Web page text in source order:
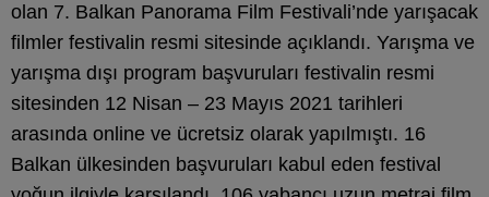
olan 7. Balkan Panorama Film Festivali’nde yarışacak
filmler festivalin resmi sitesinde açıklandı. Yarışma ve
yarışma dışı program başvuruları festivalin resmi
sitesinden 12 Nisan – 23 Mayıs 2021 tarihleri
arasında online ve ücretsiz olarak yapılmıştı. 16
Balkan ülkesinden başvuruları kabul eden festival